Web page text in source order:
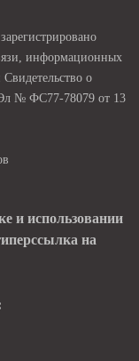
информационных
о
№ ФС77-78079 от 13
и использовании
на